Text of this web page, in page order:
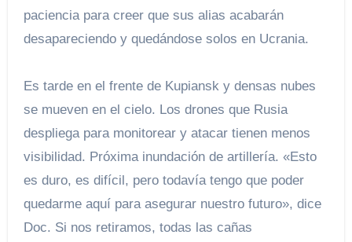
paciencia para creer que sus alias acabarán
desapareciendo y quedándose solos en Ucrania.
Es tarde en el frente de Kupiansk y densas nubes
se mueven en el cielo. Los drones que Rusia
despliega para monitorear y atacar tienen menos
visibilidad. Próxima inundación de artillería. «Esto
es duro, es difícil, pero todavía tengo que poder
quedarme aquí para asegurar nuestro futuro», dice
Doc. Si nos retiramos, todas las cañas